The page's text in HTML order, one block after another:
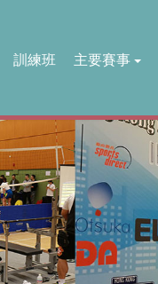
訓練班 主要賽事